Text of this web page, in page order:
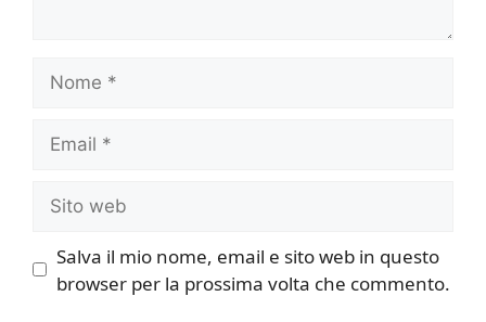
web
Salva il mio nome, email e sito web in questo
browser per la prossima volta che commento.